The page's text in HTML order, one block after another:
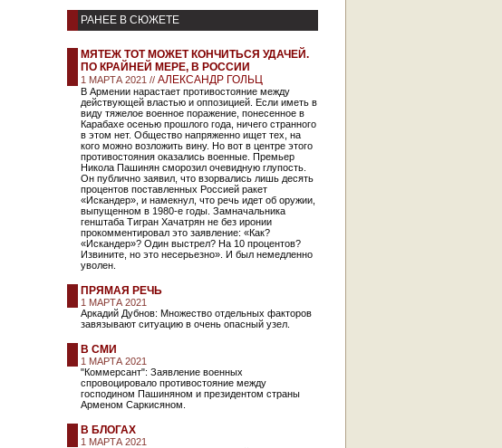
РАНЕЕ В СЮЖЕТЕ
МЯТЕЖ ТОТ МОЖЕТ КОНЧИТЬСЯ УДАЧЕЙ.
ПО КРАЙНЕЙ МЕРЕ, В РОССИИ
1 МАРТА 2021 // АЛЕКСАНДР ГОЛЬЦ
В Армении нарастает противостояние между
действующей властью и оппозицией. Если иметь в
виду тяжелое военное поражение, понесенное в
Карабахе осенью прошлого года, ничего странного
в этом нет. Общество напряженно ищет тех, на
кого можно возложить вину. Но вот в центре этого
противостояния оказались военные. Премьер
Никола Пашинян сморозил очевидную глупость.
Он публично заявил, что взорвались лишь десять
процентов поставленных Россией ракет
«Искандер», и намекнул, что речь идет об оружии,
выпущенном в 1980-е годы. Замначальника
генштаба Тигран Хачатрян не без иронии
прокомментировал это заявление: «Как?
«Искандер»? Один выстрел? На 10 процентов?
Извините, но это несерьезно». И был немедленно
уволен.
ПРЯМАЯ РЕЧЬ
1 МАРТА 2021
Аркадий Дубнов: Множество отдельных факторов
завязывают ситуацию в очень опасный узел.
В СМИ
1 МАРТА 2021
"Коммерсант": Заявление военных
спровоцировало противостояние между
господином Пашиняном и президентом страны
Арменом Саркисяном.
В БЛОГАХ
1 МАРТА 2021